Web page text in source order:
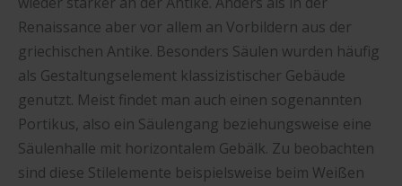
Renaissance aber vor allem an Vorbildern aus der
griechischen Antike. Besonders Säulen wurden häufig
als Gestaltungselement klassizistischer Gebäude
genutzt. Meist findet man auch einen sogenannten
Portikus, also ein Säulengang beziehungsweise eine
Säulenhalle mit horizontalem Gebälk. Zu beobachten
sind diese Stilelemente beispielsweise beim Weißen